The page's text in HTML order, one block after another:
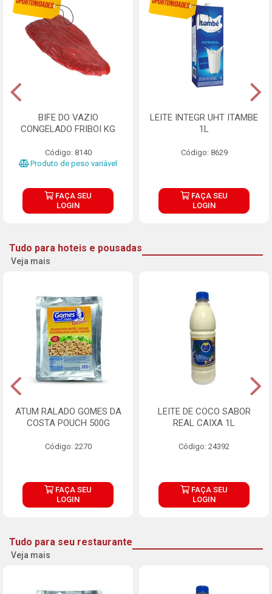
BIFE DO VAZIO
CONGELADO FRIBOI KG
Código: 8140
Produto de peso variável
FAÇA SEU
LOGIN
LEITE INTEGR UHT ITAMBE
1L
Código: 8629
FAÇA SEU
LOGIN
Tudo para hoteis e pousadas
Veja mais
ATUM RALADO GOMES DA
COSTA POUCH 500G
Código: 2270
FAÇA SEU
LOGIN
LEITE DE COCO SABOR
REAL CAIXA 1L
Código: 24392
FAÇA SEU
LOGIN
Tudo para seu restaurante
Veja mais